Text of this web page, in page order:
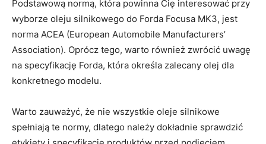
Podstawową normą, która powinna Cię interesować przy
wyborze oleju silnikowego​ do Forda Focusa MK3, jest
norma ACEA (European Automobile Manufacturers’
Association). Oprócz tego, warto również zwrócić ⁢uwagę
na specyfikację Forda, która określa zalecany olej dla
konkretnego‌ modelu.
Warto zauważyć, że nie wszystkie​ oleje silnikowe
spełniają ‌te normy, dlatego‍ należy ⁤dokładnie sprawdzić